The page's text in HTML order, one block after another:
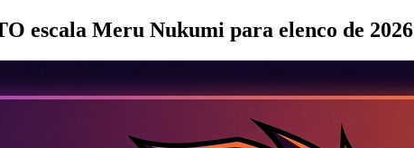
escala Meru Nukumi para elenco de 2026